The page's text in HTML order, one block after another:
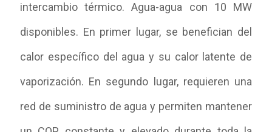
intercambio térmico. Agua-agua con 10 MW
disponibles. En primer lugar, se benefician del
calor específico del agua y su calor latente de
vaporización. En segundo lugar, requieren una
red de suministro de agua y permiten mantener